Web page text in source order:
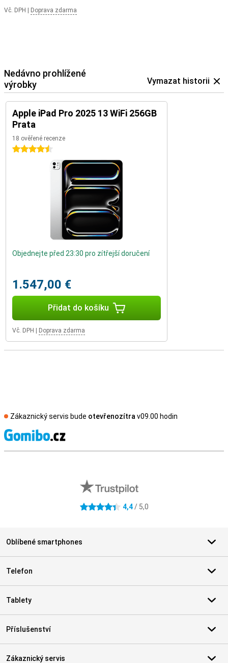
Vč. DPH Doprava zdarma
Nedávno prohlížené
výrobky
Vymazat historii
Apple iPad Pro 2025 13 WiFi 256GB
Prata
18 ověřené recenze
4.5 hvězdičky
Objednejte před 23:30 pro zítřejší doručení
1.547,00 €
Přidat do košíku
Vč. DPH Doprava zdarma
Zákaznický servis bude otevřenozítra v09.00 hodin
4.4 hvězdičky4,4/ 5,0
Oblíbené smartphones
Telefon
Tablety
Příslušenství
Zákaznický servis